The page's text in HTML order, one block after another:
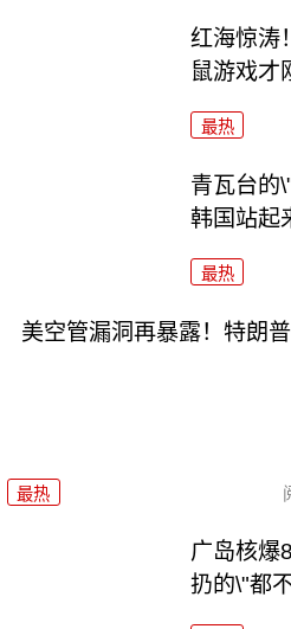
红海惊涛
鼠游戏才
最热
青瓦台的
韩国站起
最热
美空管漏洞再暴露！特朗
最热
广岛核爆
扔的\"都